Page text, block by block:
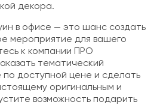
декора.
в офисе — это шанс создать
мероприятие для вашего
к компании ПРО
тематический
по доступной цене и сделать
оригинальным и
возможность подарить